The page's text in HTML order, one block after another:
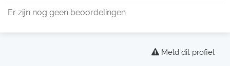
Er zijn nog geen beoordelingen
Meld dit profiel